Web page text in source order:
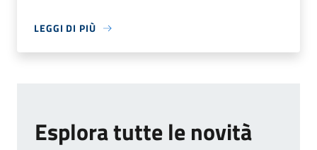
LEGGI DI PIÙ
Esplora tutte le novità